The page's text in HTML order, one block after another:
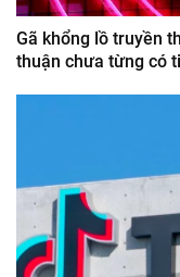
Gã khổng lồ truyền
thuận chưa từng có